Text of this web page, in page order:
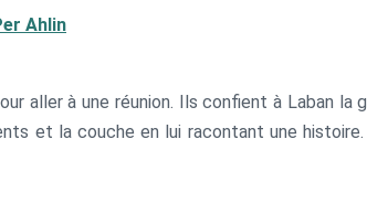
Ahlin
aller à une réunion. Ils confient à Laban
et la couche en lui racontant une